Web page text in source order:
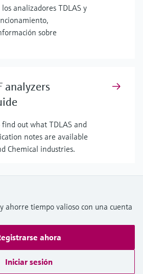
analizadores TDLAS y
sobre
analyzers
out what TDLAS and
notes are available
Chemical industries.
ahorre tiempo valioso con una cuenta
ahora
Iniciar sesión